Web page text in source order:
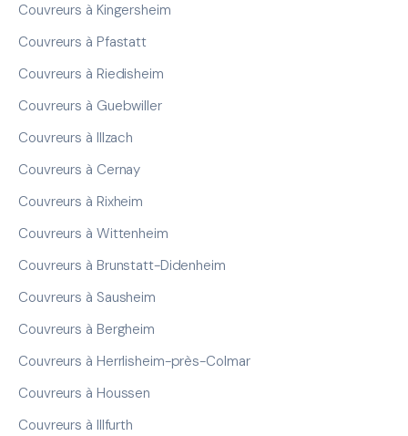
Couvreurs à Kingersheim
Couvreurs à Pfastatt
Couvreurs à Riedisheim
Couvreurs à Guebwiller
Couvreurs à Illzach
Couvreurs à Cernay
Couvreurs à Rixheim
Couvreurs à Wittenheim
Couvreurs à Brunstatt-Didenheim
Couvreurs à Sausheim
Couvreurs à Bergheim
Couvreurs à Herrlisheim-près-Colmar
Couvreurs à Houssen
Couvreurs à Illfurth